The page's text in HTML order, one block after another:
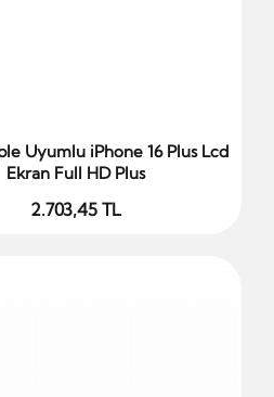
Sepete Ekle
Uyumlu iPhone 16 Plus Lcd
Ekran Full HD Plus
2.703,45 TL